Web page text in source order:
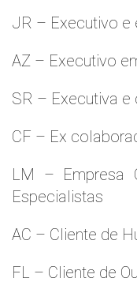
JR – Executivo e
AZ – Executivo
SR – Executiva e
CF – Ex
LM – Empresa
Especialistas
AC – Cliente de
FL – Cliente de